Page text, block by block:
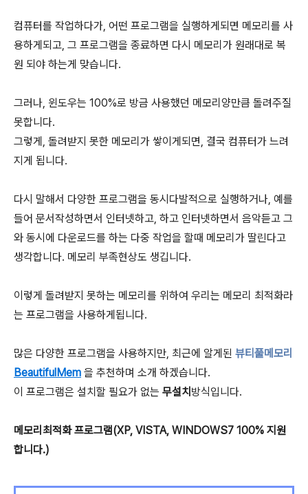
컴퓨터를 작업하다가, 어떤 프로그램을 실행하게되면 메모리를 사
용하게되고, 그 프로그램을 종료하면 다시 메모리가 원래대로 복
원 되야 하는게 맞습니다.
그러나, 윈도우는 100%로 방금 사용했던 메모리양만큼 돌려주질
못합니다.
그렇게, 돌려받지 못한 메모리가 쌓이게되면, 결국 컴퓨터가 느려
지게 됩니다.
다시 말해서 다양한 프로그램을 동시다발적으로 실행하거나, 예를
들어 문서작성하면서 인터넷하고, 하고 인터넷하면서 음악듣고 그
와 동시에 다운로드를 하는 다중 작업을 할때 메모리가 딸린다고
생각합니다. 메모리 부족현상도 생깁니다.
이렇게 돌려받지 못하는 메모리를 위하여 우리는 메모리 최적화라
는 프로그램을 사용하게됩니다.
많은 다양한 프로그램을 사용하지만, 최근에 알게된 뷰티풀메모리
BeautifulMem 을 추천하며 소개 하겠습니다.
이 프로그램은 설치할 필요가 없는 무설치 방식입니다.
메모리최적화 프로그램(XP, VISTA, WINDOWS7 100% 지원
합니다.)